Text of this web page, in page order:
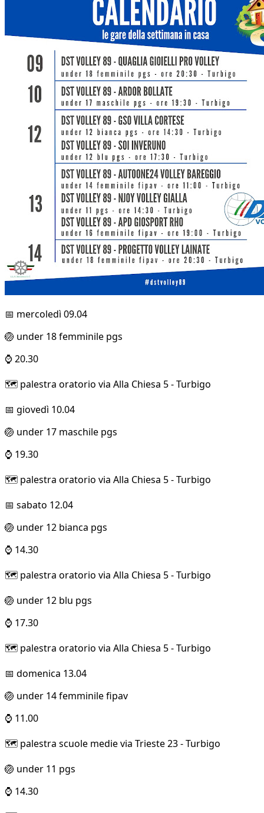
📅 mercoledì 09.04
🏐 under 18 femminile pgs
⌚ 20.30
🗺️ palestra oratorio via Alla Chiesa 5 - Turbigo
📅 giovedì 10.04
🏐 under 17 maschile pgs
⌚ 19.30
🗺️ palestra oratorio via Alla Chiesa 5 - Turbigo
📅 sabato 12.04
🏐 under 12 bianca pgs
⌚ 14.30
🗺️ palestra oratorio via Alla Chiesa 5 - Turbigo
🏐 under 12 blu pgs
⌚ 17.30
🗺️ palestra oratorio via Alla Chiesa 5 - Turbigo
📅 domenica 13.04
🏐 under 14 femminile fipav
⌚ 11.00
🗺️ palestra scuole medie via Trieste 23 - Turbigo
🏐 under 11 pgs
⌚ 14.30